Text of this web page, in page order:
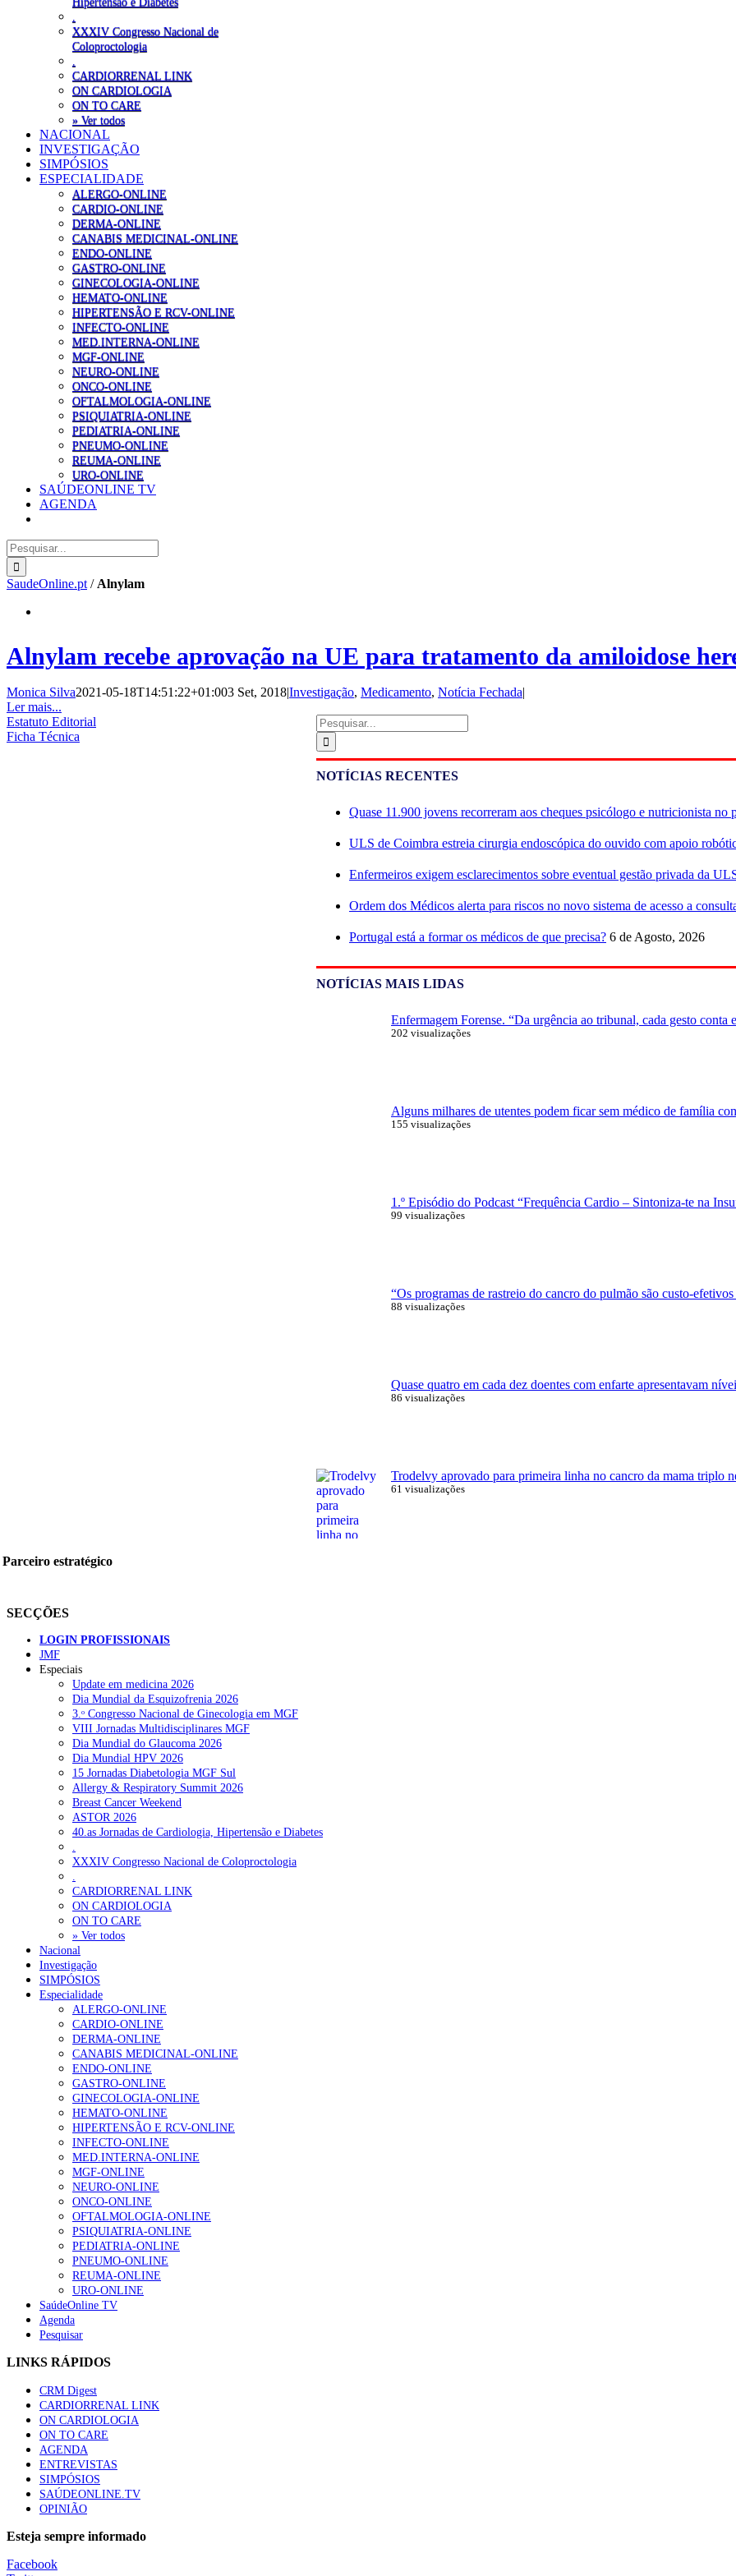
XXXIV Congresso Nacional de
Coloproctologia
CARDIORRENAL LINK
ON CARDIOLOGIA
ON TO CARE
» Ver todos
NACIONAL
INVESTIGAÇÃO
SIMPÓSIOS
ESPECIALIDADE
ALERGO-ONLINE
CARDIO-ONLINE
DERMA-ONLINE
CANABIS MEDICINAL-ONLINE
ENDO-ONLINE
GASTRO-ONLINE
GINECOLOGIA-ONLINE
HEMATO-ONLINE
HIPERTENSÃO E RCV-ONLINE
INFECTO-ONLINE
MED.INTERNA-ONLINE
MGF-ONLINE
NEURO-ONLINE
ONCO-ONLINE
OFTALMOLOGIA-ONLINE
PSIQUIATRIA-ONLINE
PEDIATRIA-ONLINE
PNEUMO-ONLINE
REUMA-ONLINE
URO-ONLINE
SAÚDEONLINE TV
AGENDA
Pesquisar
SaudeOnline.pt / Alnylam
Alnylam recebe aprovação na UE para tratamento da amiloidose
Monica Silva2021-05-18T14:51:22+01:003 Set, 2018|Investigação, Medicamento, Notícia Fechada|
Ler mais...
Pesquisar
NOTÍCIAS RECENTES
Quase 11.900 jovens recorreram aos cheques psicólogo e nutricionista no
ULS de Coimbra estreia cirurgia endoscópica do ouvido com apoio
Enfermeiros exigem esclarecimentos sobre eventual gestão privada da
Ordem dos Médicos alerta para riscos no novo sistema de acesso a
Portugal está a formar os médicos de que precisa? 6 de Agosto, 2026
NOTÍCIAS MAIS LIDAS
Enfermagem Forense. “Da urgência ao tribunal, cada gesto conta
202 visualizações
Alguns milhares de utentes podem ficar sem médico de família
155 visualizações
1.º Episódio do Podcast “Frequência Cardio – Sintoniza-te na
99 visualizações
“Os programas de rastreio do cancro do pulmão são custo-
88 visualizações
Quase quatro em cada dez doentes com enfarte apresentavam
86 visualizações
Trodelvy aprovado para primeira linha no cancro da mama triplo
61 visualizações
Estatuto Editorial
Ficha Técnica
Parceiro estratégico
SECÇÕES
LOGIN PROFISSIONAIS
JMF
Especiais
Update em medicina 2026
Dia Mundial da Esquizofrenia 2026
3.ᵒ Congresso Nacional de Ginecologia em MGF
VIII Jornadas Multidisciplinares MGF
Dia Mundial do Glaucoma 2026
Dia Mundial HPV 2026
15 Jornadas Diabetologia MGF Sul
Allergy & Respiratory Summit 2026
Breast Cancer Weekend
ASTOR 2026
40.as Jornadas de Cardiologia, Hipertensão e Diabetes
XXXIV Congresso Nacional de Coloproctologia
CARDIORRENAL LINK
ON CARDIOLOGIA
ON TO CARE
» Ver todos
Nacional
Investigação
SIMPÓSIOS
Especialidade
ALERGO-ONLINE
CARDIO-ONLINE
DERMA-ONLINE
CANABIS MEDICINAL-ONLINE
ENDO-ONLINE
GASTRO-ONLINE
GINECOLOGIA-ONLINE
HEMATO-ONLINE
HIPERTENSÃO E RCV-ONLINE
INFECTO-ONLINE
MED.INTERNA-ONLINE
MGF-ONLINE
NEURO-ONLINE
ONCO-ONLINE
OFTALMOLOGIA-ONLINE
PSIQUIATRIA-ONLINE
PEDIATRIA-ONLINE
PNEUMO-ONLINE
REUMA-ONLINE
URO-ONLINE
SaúdeOnline TV
Agenda
Pesquisar
LINKS RÁPIDOS
CRM Digest
CARDIORRENAL LINK
ON CARDIOLOGIA
ON TO CARE
AGENDA
ENTREVISTAS
SIMPÓSIOS
SAÚDEONLINE.TV
OPINIÃO
Esteja sempre informado
Facebook